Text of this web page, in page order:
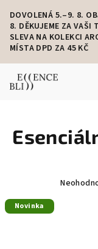
obsah
DOVOLENÁ 5.–9. 8.
8. DĚKUJEME ZA VAŠI
SLEVA NA KOLEKCI
MÍSTA DPD ZA 45 KČ
produktu
Novinka